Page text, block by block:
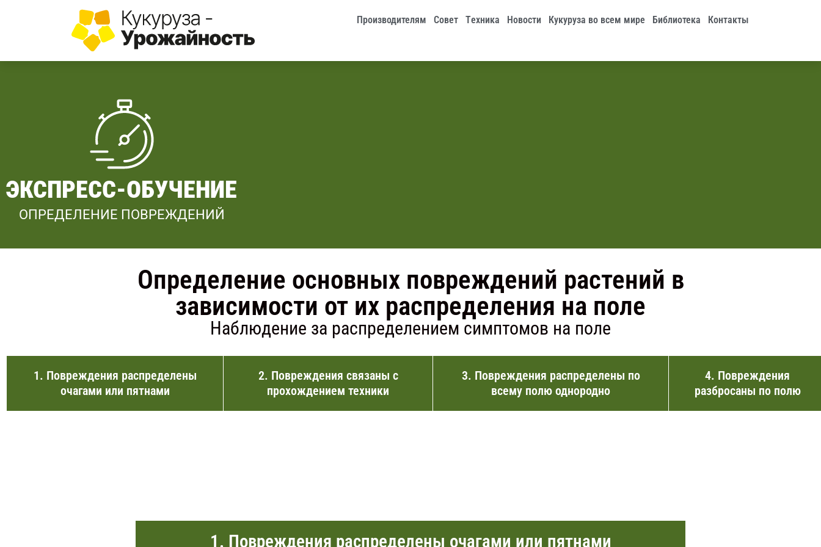
Производителям Совет Tехника Новости Кукуруза во всем мире Библиотека Контакты
ЭКСПРЕСС-ОБУЧЕНИЕ
ОПРЕДЕЛЕНИЕ ПОВРЕЖДЕНИЙ
Определение основных повреждений растений в
зависимости от их распределения на поле
Наблюдение за распределением симптомов на поле
1. Повреждения распределены
очагами или пятнами
2. Повреждения связаны с
прохождением техники
3. Повреждения распределены по
всему полю однородно
4. Повреждения
разбросаны по полю
1. Повреждения распределены очагами или пятнами